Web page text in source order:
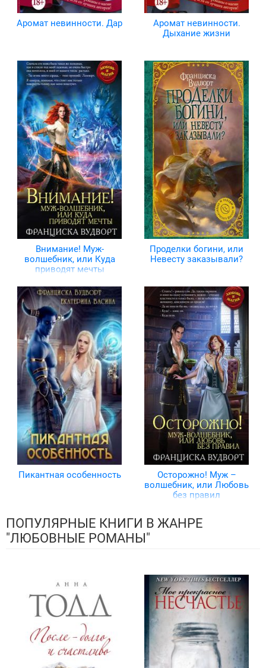
Аромат невинности. Дар
Аромат невинности.
Дыхание жизни
Внимание! Муж-
волшебник, или Куда
приводят мечты
Проделки богини, или
Невесту заказывали?
Пикантная особенность
Осторожно! Муж –
волшебник, или Любовь
без правил
ПОПУЛЯРНЫЕ КНИГИ В ЖАНРЕ
"ЛЮБОВНЫЕ РОМАНЫ"